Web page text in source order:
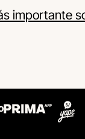
importante